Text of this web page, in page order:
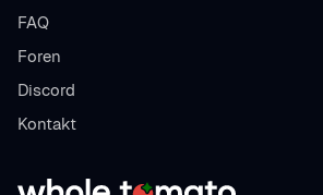
FAQ
Foren
Discord
Kontakt